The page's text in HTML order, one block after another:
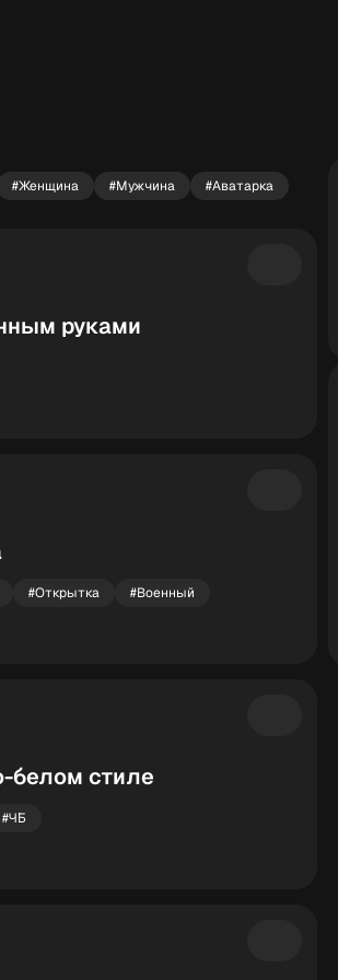
#Женщина #Мужчина
#Аватарка
руками
#Открытка #Военный
белом стиле
#ЧБ